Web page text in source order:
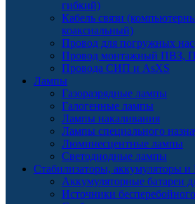
гибкий)
Кабель связи
коаксиальный)
Провод для погружных
Провод монтажный ПВЗ,
Провода СИП и AsXS
Лампы
Газоразрядные лампы
Галогенные лампы
Лампы накаливания
Лампы специального
Люминесцентные лампы
Светодиодные лампы
Стабилизаторы, аккумуляторы
Аккумуляторные батареи
Источники